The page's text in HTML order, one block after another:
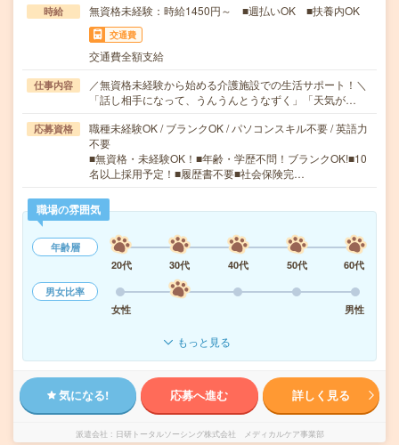
時給 無資格未経験：時給1450円～ ■週払いOK ■扶養内OK
交通費
交通費全額支給
仕事内容
／無資格未経験から始める介護施設での生活サポート！＼
「話し相手になって、うんうんとうなずく」「天気が…
応募資格
職種未経験OK / ブランクOK / パソコンスキル不要 / 英語力
不要
■無資格・未経験OK！■年齢・学歴不問！ブランクOK!■10
名以上採用予定！■履歴書不要■社会保険完…
職場の雰囲気
年齢層
20代
30代 40代 50代
60代
男女比率
女性
男性
もっと見る
気になる! 応募へ進む 詳しく見る
派遣会社 日研トータルソーシング株式会社 メディカルケア事業部